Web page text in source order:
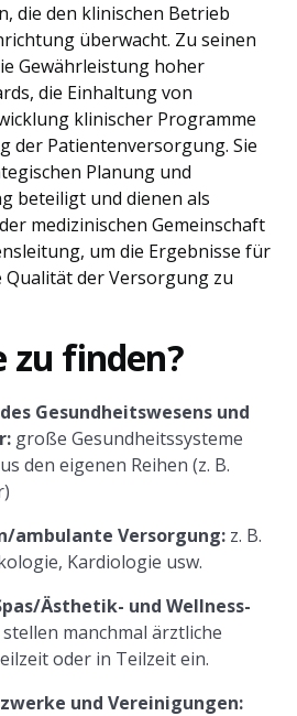
die den klinischen Betrieb
überwacht. Zu seinen
Gewährleistung hoher
die Einhaltung von
klinischer Programme
der Patientenversorgung. Sie
Planung und
beteiligt und dienen als
medizinischen Gemeinschaft
um die Ergebnisse für
Qualität der Versorgung zu
zu finden?
Gesundheitswesens und
große Gesundheitssysteme
den eigenen Reihen (z. B.
ambulante Versorgung: z. B.
Kardiologie usw.
Ästhetik- und Wellness-
stellen manchmal ärztliche
oder in Teilzeit ein.
und Vereinigungen: